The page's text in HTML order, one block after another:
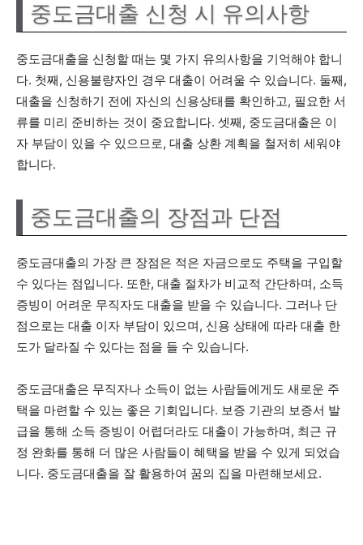
중도금대출 신청 시 유의사항
중도금대출을 신청할 때는 몇 가지 유의사항을 기억해야 합니
다. 첫째, 신용불량자인 경우 대출이 어려울 수 있습니다. 둘째,
대출을 신청하기 전에 자신의 신용상태를 확인하고, 필요한 서
류를 미리 준비하는 것이 중요합니다. 셋째, 중도금대출은 이
자 부담이 있을 수 있으므로, 대출 상환 계획을 철저히 세워야
합니다.
중도금대출의 장점과 단점
중도금대출의 가장 큰 장점은 적은 자금으로도 주택을 구입할
수 있다는 점입니다. 또한, 대출 절차가 비교적 간단하며, 소득
증빙이 어려운 무직자도 대출을 받을 수 있습니다. 그러나 단
점으로는 대출 이자 부담이 있으며, 신용 상태에 따라 대출 한
도가 달라질 수 있다는 점을 들 수 있습니다.
중도금대출은 무직자나 소득이 없는 사람들에게도 새로운 주
택을 마련할 수 있는 좋은 기회입니다. 보증 기관의 보증서 발
급을 통해 소득 증빙이 어렵더라도 대출이 가능하며, 최근 규
정 완화를 통해 더 많은 사람들이 혜택을 받을 수 있게 되었습
니다. 중도금대출을 잘 활용하여 꿈의 집을 마련해보세요.